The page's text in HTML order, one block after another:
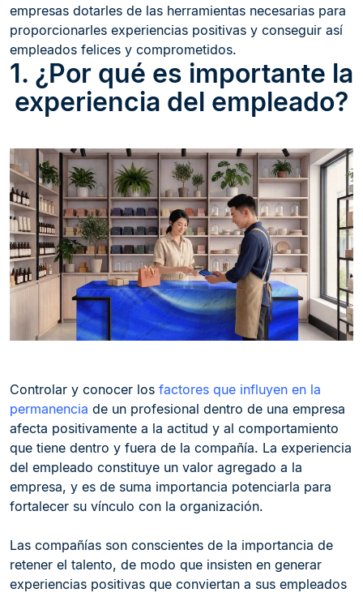
empresas dotarles de las herramientas necesarias para
proporcionarles experiencias positivas y conseguir así
empleados felices y comprometidos.
1. ¿Por qué es importante la
experiencia del empleado?
Controlar y conocer los factores que influyen en la
permanencia de un profesional dentro de una empresa
afecta positivamente a la actitud y al comportamiento
que tiene dentro y fuera de la compañía. La experiencia
del empleado constituye un valor agregado a la
empresa, y es de suma importancia potenciarla para
fortalecer su vínculo con la organización.
Las compañías son conscientes de la importancia de
retener el talento, de modo que insisten en generar
experiencias positivas que conviertan a sus empleados